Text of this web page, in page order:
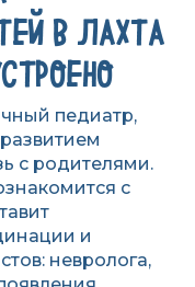
В ЛАХТА
педиатр,
с родителями.
с
и
невролога,